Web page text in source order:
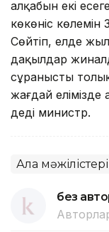
алқабын екі
көкөніс көлемін
Сөйтіп, елде
дақылдар
сұранысты
жағдай
деді министр.
Алқа мәжілістері
без